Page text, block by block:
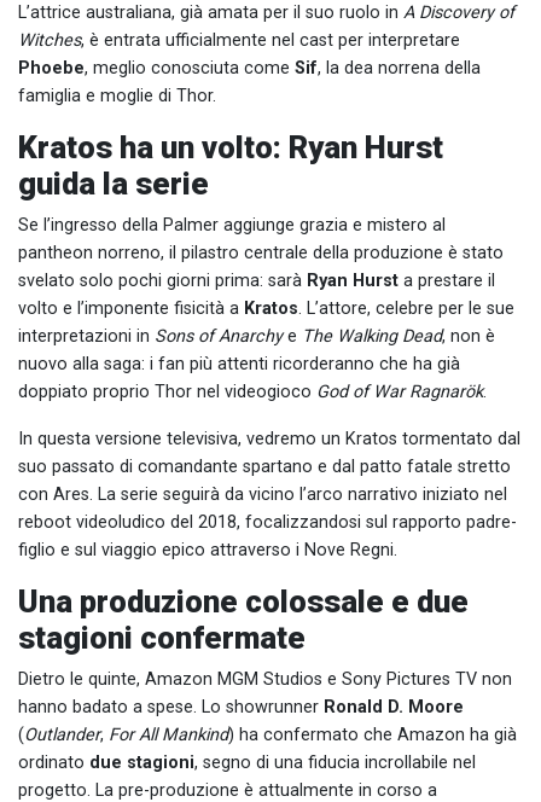
L’attrice australiana, già amata per il suo ruolo in A Discovery of
Witches, è entrata ufficialmente nel cast per interpretare
Phoebe, meglio conosciuta come Sif, la dea norrena della
famiglia e moglie di Thor.
Kratos ha un volto: Ryan Hurst
guida la serie
Se l’ingresso della Palmer aggiunge grazia e mistero al
pantheon norreno, il pilastro centrale della produzione è stato
svelato solo pochi giorni prima: sarà Ryan Hurst a prestare il
volto e l’imponente fisicità a Kratos. L’attore, celebre per le sue
interpretazioni in Sons of Anarchye The Walking Dead, non è
nuovo alla saga: i fan più attenti ricorderanno che ha già
doppiato proprio Thor nel videogioco God of War Ragnarök.
In questa versione televisiva, vedremo un Kratos tormentato dal
suo passato di comandante spartano e dal patto fatale stretto
con Ares. La serie seguirà da vicino l’arco narrativo iniziato nel
reboot videoludico del 2018, focalizzandosi sul rapporto padre-
figlio e sul viaggio epico attraverso i Nove Regni.
Una produzione colossale e due
stagioni confermate
Dietro le quinte, Amazon MGM Studios e Sony Pictures TV non
hanno badato a spese. Lo showrunner Ronald D. Moore
(Outlander, For All Mankind) ha confermato che Amazon ha già
ordinato due stagioni, segno di una fiducia incrollabile nel
progetto. La pre-produzione è attualmente in corso a